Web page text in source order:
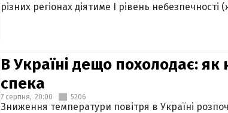
різних регіонах діятиме І рівень небезпечності
В Україні дещо похолодає: як
спека
7 серпня, 20:00 5206
Зниження температури повітря в Україні